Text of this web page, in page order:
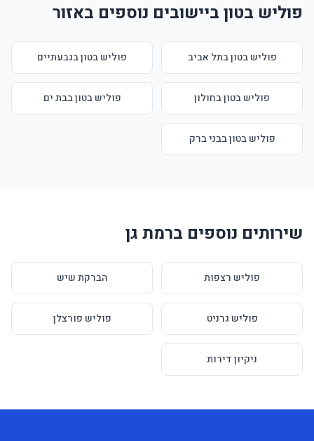
פוליש בטון ביישובים נוספים באזור
פוליש בטון בתל אביב פוליש בטון בגבעתיים
פוליש בטון בחולון פוליש בטון בבת ים
פוליש בטון בבני ברק
שירותים נוספים ברמת גן
פוליש רצפות הברקת שיש
פוליש גרניט פוליש פורצלן
ניקיון דירות